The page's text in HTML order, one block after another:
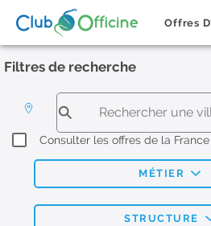
Offres
Filtres de recherche
Consulter les offres de la
MÉTIER
STRUCTURE